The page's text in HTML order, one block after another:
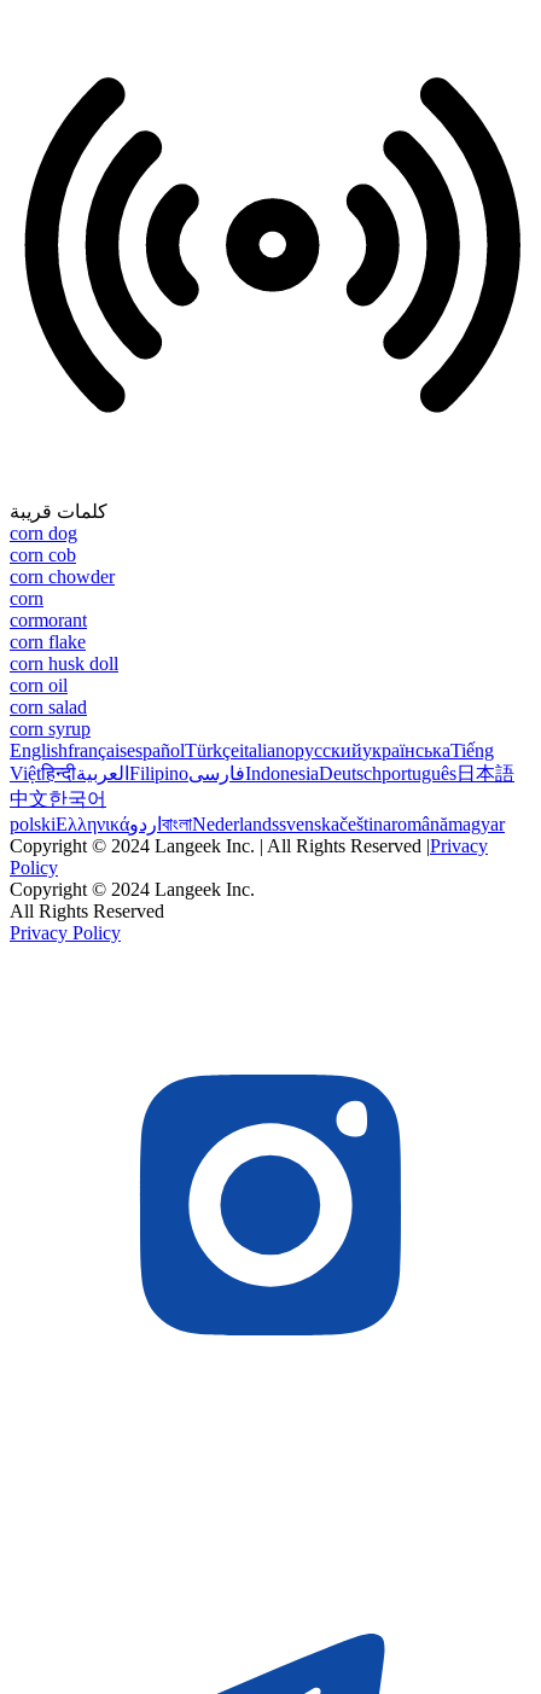
كلمات قريبة
corn dog
corn cob
corn chowder
corn
cormorant
corn flake
corn husk doll
corn oil
corn salad
corn syrup
EnglishfrançaisespañolTürkçeitalianoрусскийукраїнськаTiếng
Việtहिन्दीالعربية FilipinoفارسیIndonesiaDeutschportuguês日本語
中文한국어
polskiΕλληνικάاردو বাংলাNederlandssvenskačeštinaromânămagyar
Copyright © 2024 Langeek Inc. | All Rights Reserved |Privacy
Policy
Copyright © 2024 Langeek Inc.
All Rights Reserved
Privacy Policy